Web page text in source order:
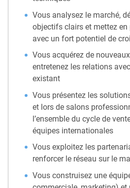
Vous analysez le marché,
objectifs clairs et mettez en
avec un fort potentiel de
Vous acquérez de
entretenez les relations
existant
Vous présentez les
et lors de salons
l’ensemble du cycle de
équipes internationales
Vous exploitez les
renforcer le réseau sur le
Vous construisez une